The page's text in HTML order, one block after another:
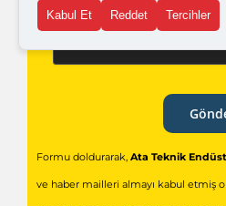
Formu doldurarak, Ata Teknik
ve haber mailleri almayı kabul etmiş
Kabul Et Reddet Tercihler